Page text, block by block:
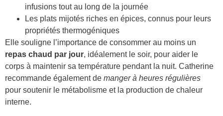
infusions tout au long de la journée
Les plats mijotés riches en épices, connus pour leurs
propriétés thermogéniques
Elle souligne l’importance de consommer au moins un
repas chaud par jour, idéalement le soir, pour aider le
corps à maintenir sa température pendant la nuit. Catherine
recommande également de manger à heures régulières
pour soutenir le métabolisme et la production de chaleur
interne.